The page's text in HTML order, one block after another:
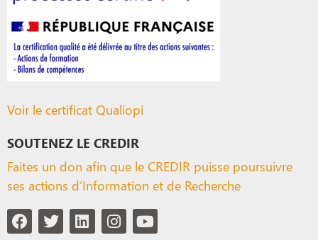
Voir le certificat Qualiopi
SOUTENEZ LE CREDIR
Faites un don afin que le CREDIR puisse poursuivre
ses actions d’Information et de Recherche